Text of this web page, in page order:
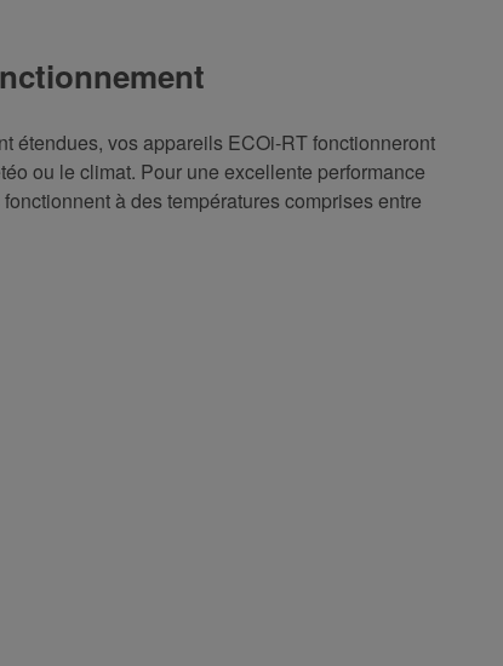
étendues, vos appareils ECOi-RT fonctionneront
ou le climat. Pour une excellente performance
à des températures comprises entre